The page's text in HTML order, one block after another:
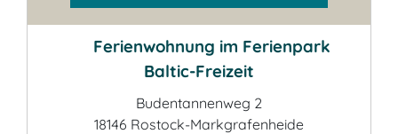
Ferienwohnung im Ferienpark
Baltic-Freizeit
Budentannenweg 2
18146 Rostock-Markgrafenheide